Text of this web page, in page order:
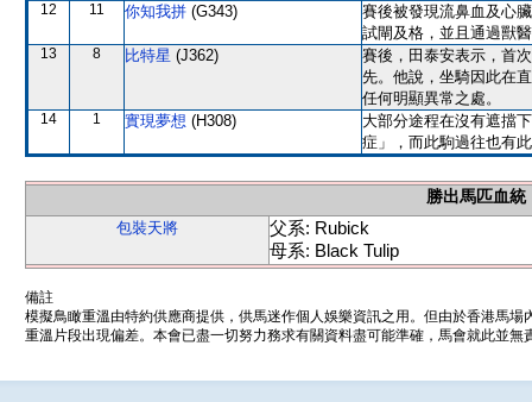
12 11 你知我拼 (G343)
賽後被發現流鼻血及心
試閘及格，並且通過獸
13 8 比特星 (J362)
賽後，田泰安表示，首
先。他說，坐騎因此在
任何明顯異常之處。
14 1 實現夢想 (H308)
大部分途程在沒有遮擋
症」，而此駒過往也有
勝出馬匹血統
包裝天將
父系: Rubick
母系: Black Tulip
備註
模擬鳥瞰重溫由特約供應商提供，供馬迷作個人娛樂資訊之用。但由於香港馬
重溫片段出現偏差。本會已盡一切努力務求有關資料盡可能準確，馬會就此並